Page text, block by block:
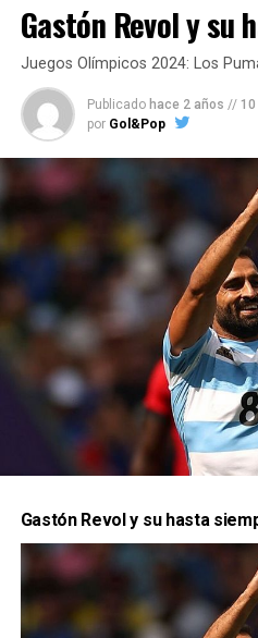
“El – José
me dijo
yeso”
¿Como viviste los
adentro?
En particular en este
otros que estuviste,
Gastón Revol y su
Juegos Olímpicos 2024: Los
Publicado hace 2 años // 10
por Gol&Pop
Gastón Revol y su hasta